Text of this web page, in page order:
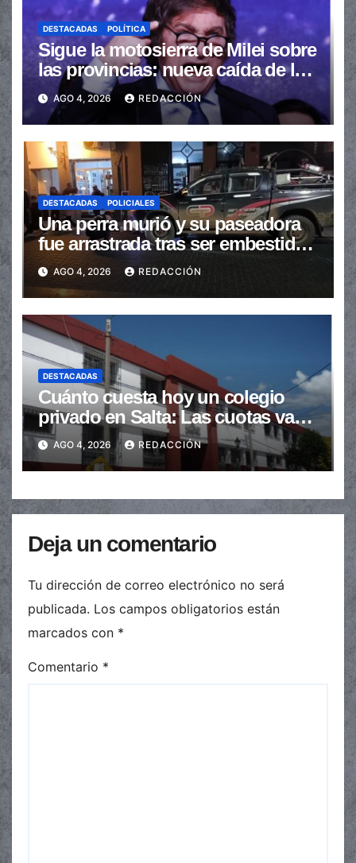
DESTACADAS POLÍTICA
Sigue la motosierra de Milei sobre
las provincias: nueva caída de las
transferencias no automáticas
AGO 4, 2026 REDACCIÓN
DESTACADAS POLICIALES
Una perra murió y su paseadora
fue arrastrada tras ser embestidas
en la senda peatonal
AGO 4, 2026 REDACCIÓN
DESTACADAS
Cuánto cuesta hoy un colegio
privado en Salta: Las cuotas van
de $110.000 a más de $600.000
AGO 4, 2026 REDACCIÓN
Deja un comentario
Tu dirección de correo electrónico no será
publicada. Los campos obligatorios están
marcados con *
Comentario *